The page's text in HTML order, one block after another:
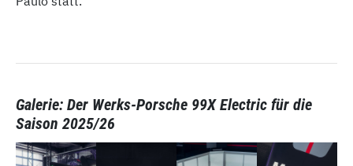
Galerie: Der Werks-Porsche 99X Electric für die
Saison 2025/26